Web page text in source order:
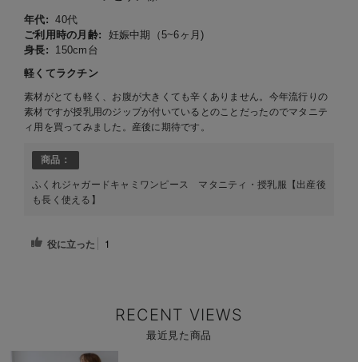
年代: 40代
ご利用時の月齢:
妊娠中期（5~6ヶ月)
身長:
150cm台
軽くてラクチン
素材がとても軽く、お腹が大きくても辛くありません。今年流行りの
素材ですが授乳用のジップが付いているとのことだったのでマタニテ
ィ用を買ってみました。産後に期待です。
商品：
ふくれジャガードキャミワンピース マタニティ・授乳服【出産後
も長く使える】
役に立った 1
RECENT VIEWS
最近見た商品
商